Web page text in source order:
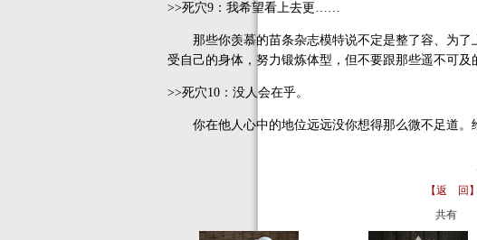
>>死穴9：我希望看上去更……
那些你羡慕的苗条杂志模特说不定是整了容、为了
受自己的身体，努力锻炼体型，但不要跟那些遥不可及
>>死穴10：没人会在乎。
你在他人心中的地位远远没你想得那么微不足道。
【返 回】
共有